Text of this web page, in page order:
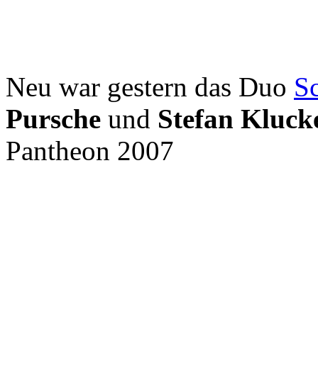
Neu war gestern das Duo
Pursche und Stefan
Pantheon 2007